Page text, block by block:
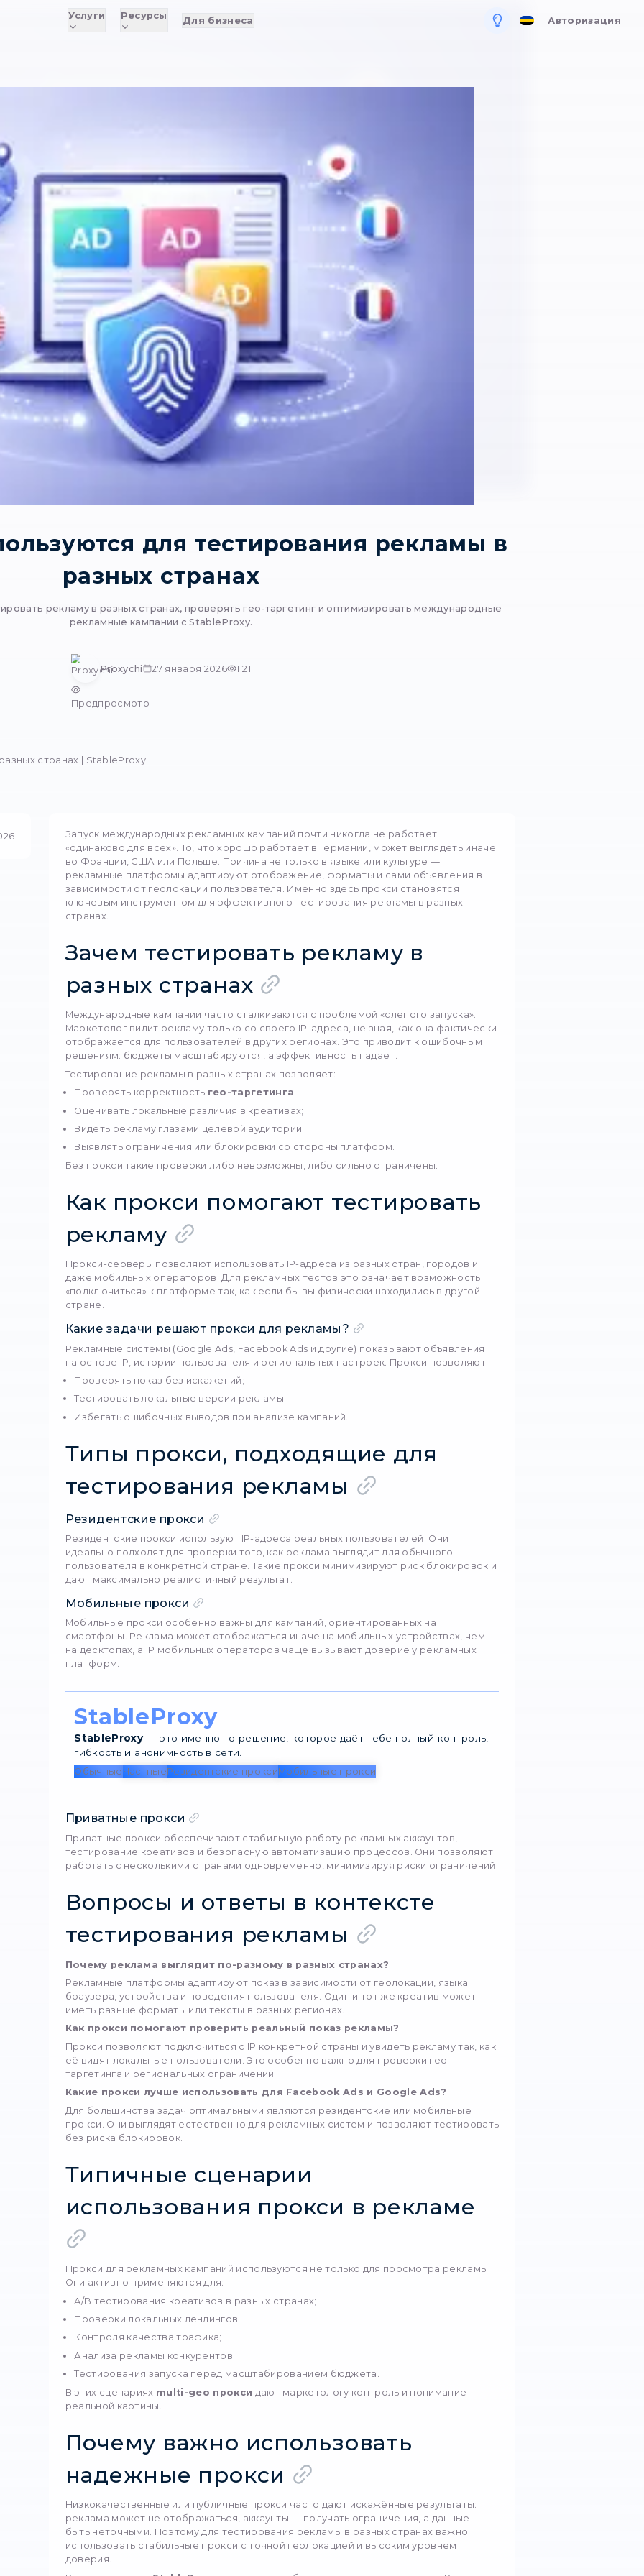
Услуги Ресурсы
используются для тестирования
тестировать рекламу в разных странах, проверять гео-таргетинг и оптимизировать
Предпросмотр
Proxychi 27 января 2026 1121
рекламы в разных странах | StableProxy
27 января 2026
Запуск международных рекламных кампаний почти никогда не работает
«одинаково для всех». То, что хорошо работает в Германии, может
во Франции, США или Польше. Причина не только в языке или культуре —
рекламные платформы адаптируют отображение, форматы и сами
зависимости от геолокации пользователя. Именно здесь прокси
ключевым инструментом для эффективного тестирования рекламы в
странах.
Зачем тестировать рекламу в
разных странах
Международные кампании часто сталкиваются с проблемой «слепого
Маркетолог видит рекламу только со своего IP-адреса, не зная, как она
Тестирование рекламы в разных странах позволяет:
Проверять корректностьгео-таргетинга;
Оценивать локальные различия в креативах;
Видеть рекламу глазами целевой аудитории;
Без прокси такие проверки либо невозможны, либо сильно ограничены.
Как прокси помогают
рекламу
Прокси-серверыпозволяют использовать IP-адреса из разных стран,
даже мобильных операторов. Для рекламных тестов это означает
стране.
Какие задачи решают прокси для рекламы?
Проверять показ без искажений;
Тестировать локальные версии рекламы;
Избегать ошибочных выводов при анализе кампаний.
Типы прокси, подходящие для
тестирования рекламы
Резидентские прокси
Резидентские прокси используют IP-адреса реальных пользователей. Они
идеально подходят для проверки того, как реклама выглядит для
Мобильные прокси
Мобильные прокси особенно важны для кампаний, ориентированных на
смартфоны. Реклама может отображаться иначе на мобильных
на десктопах, а IP мобильных операторов чаще вызывают доверие у
платформ.
StableProxy
StableProxy— это именно то решение, которое даёт тебе полный
гибкость и анонимность в сети.
ОбычныеЧастныеРезидентские прокси Мобильные прокси
Приватные прокси
Приватные прокси обеспечивают стабильную работу рекламных
тестирование креативов и безопасную автоматизацию процессов. Они
работать с несколькими странами одновременно, минимизируя риски
Вопросы и ответы в контексте
Рекламные платформы адаптируют показ в зависимости от геолокации,
иметь разные форматы или тексты в разных регионах.
Как прокси помогают проверить реальный показ рекламы?